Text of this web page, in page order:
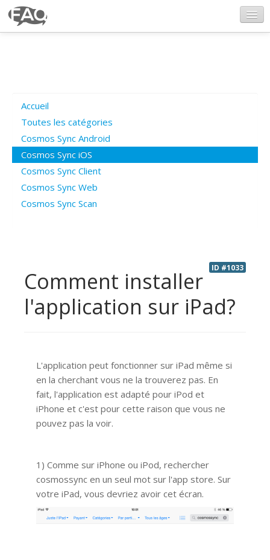
Poser une question
Questions ouvertes
Connexion
Accueil
Toutes les catégories
Cosmos Sync Android
Cosmos Sync iOS
Cosmos Sync Client
Cosmos Sync Web
Cosmos Sync Scan
ID #1033
Comment installer
l'application sur iPad?
L'application peut fonctionner sur iPad même si
en la cherchant vous ne la trouverez pas. En
fait, l'application est adapté pour iPod et
iPhone et c'est pour cette raison que vous ne
pouvez pas la voir.
1) Comme sur iPhone ou iPod, rechercher
cosmossync en un seul mot sur l'app store. Sur
votre iPad, vous devriez avoir cet écran.